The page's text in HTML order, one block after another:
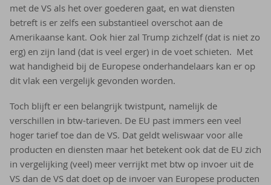
met de VS als het over goederen gaat, en wat diensten
betreft is er zelfs een substantieel overschot aan de
Amerikaanse kant. Ook hier zal Trump zichzelf (dat is niet zo
erg) en zijn land (dat is veel erger) in de voet schieten. Met
wat handigheid bij de Europese onderhandelaars kan er op
dit vlak een vergelijk gevonden worden.
Toch blijft er een belangrijk twistpunt, namelijk de
verschillen in btw-tarieven. De EU past immers een veel
hoger tarief toe dan de VS. Dat geldt weliswaar voor alle
producten en diensten maar het betekent ook dat de EU zich
in vergelijking (veel) meer verrijkt met btw op invoer uit de
VS dan de VS dat doet op de invoer van Europese producten